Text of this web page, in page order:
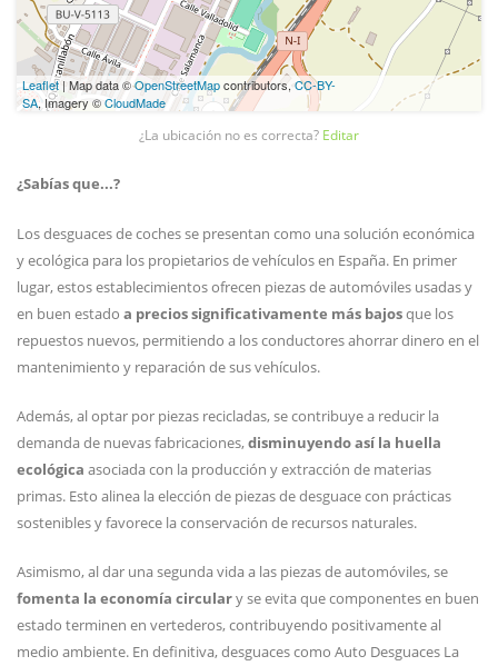
Leaflet| Map data ©OpenStreetMapcontributors, CC-BY-
SA, Imagery ©CloudMade
¿La ubicación no es correcta? Editar
¿Sabías que...?
Los desguaces de coches se presentan como una solución económica
y ecológica para los propietarios de vehículos en España. En primer
lugar, estos establecimientos ofrecen piezas de automóviles usadas y
en buen estado a precios significativamente más bajosque los
repuestos nuevos, permitiendo a los conductores ahorrar dinero en el
mantenimiento y reparación de sus vehículos.
Además, al optar por piezas recicladas, se contribuye a reducir la
demanda de nuevas fabricaciones,disminuyendo así la huella
ecológica asociada con la producción y extracción de materias
primas. Esto alinea la elección de piezas de desguace con prácticas
sostenibles y favorece la conservación de recursos naturales.
Asimismo, al dar una segunda vida a las piezas de automóviles, se
fomenta la economía circulary se evita que componentes en buen
estado terminen en vertederos, contribuyendo positivamente al
medio ambiente. En definitiva, desguaces como Auto Desguaces La